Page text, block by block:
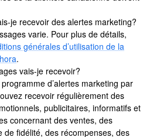
je recevoir des alertes marketing?
varie. Pour plus de détails,
générales d’utilisation de la
.
vais-je recevoir?
d’alertes marketing par
recevoir régulièrement des
publicitaires, informatifs et
concernant des ventes, des
de fidélité, des récompenses, des